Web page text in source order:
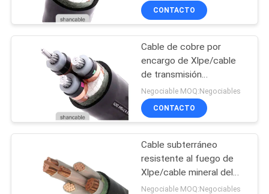
CONTACTO
NOTICIAS
SOLICITAR
COTIZACIÓN
del cable eléctrico
humo bajo cero
cable del halógeno
140
CONTACTO
Cable de cobre por
encargo de Xlpe/cable
de transmisión
subterráneo del
aislamiento del negro
Negociable MOQ:Negociables
CONTACTO
Cable subterráneo
resistente al fuego de
Xlpe/cable mineral del
aislamiento de Xlpe
Negociable MOQ:Negociables